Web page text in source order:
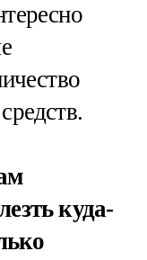
куда-